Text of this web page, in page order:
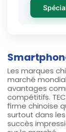
Les marques
marché
avantages
compétitifs.
firme chinoise
surtout dans
succès